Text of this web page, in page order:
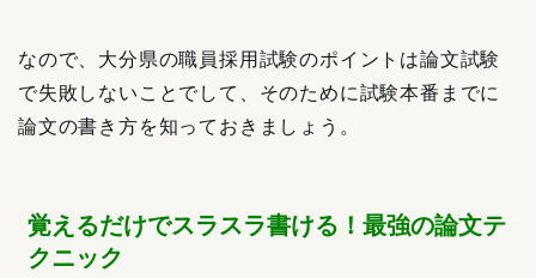
なので、大分県の職員採用試験のポイントは論文試験
で失敗しないことでして、そのために試験本番までに
論文の書き方を知っておきましょう。
覚えるだけでスラスラ書ける！最強の論文テ
クニック